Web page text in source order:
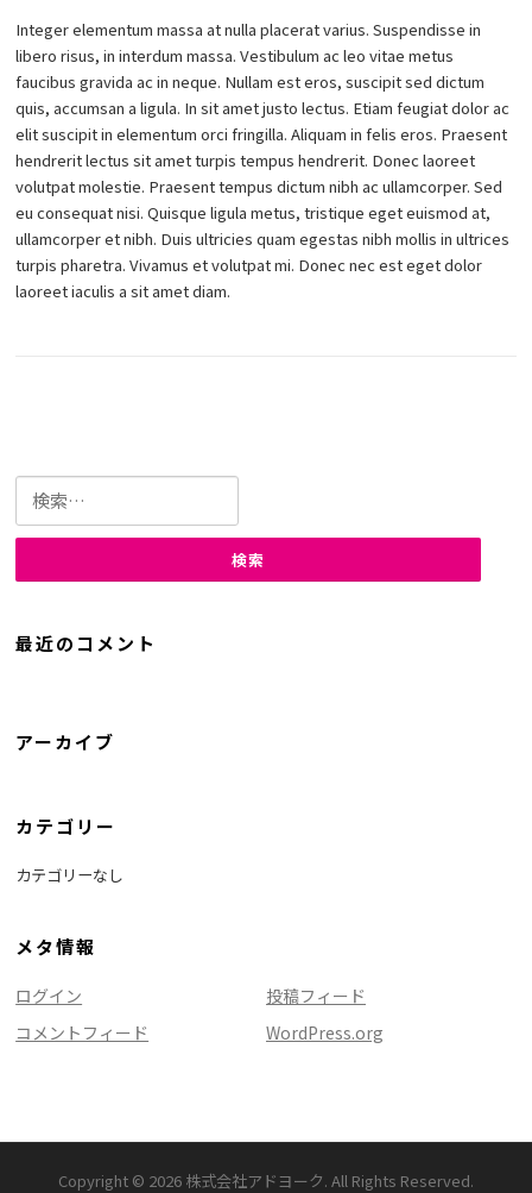
Integer elementum massa at nulla placerat varius. Suspendisse in
libero risus, in interdum massa. Vestibulum ac leo vitae metus
faucibus gravida ac in neque. Nullam est eros, suscipit sed dictum
quis, accumsan a ligula. In sit amet justo lectus. Etiam feugiat dolor ac
elit suscipit in elementum orci fringilla. Aliquam in felis eros. Praesent
hendrerit lectus sit amet turpis tempus hendrerit. Donec laoreet
volutpat molestie. Praesent tempus dictum nibh ac ullamcorper. Sed
eu consequat nisi. Quisque ligula metus, tristique eget euismod at,
ullamcorper et nibh. Duis ultricies quam egestas nibh mollis in ultrices
turpis pharetra. Vivamus et volutpat mi. Donec nec est eget dolor
laoreet iaculis a sit amet diam.
索:
最近のコメント
アーカイブ
カテゴリー
カテゴリーなし
メタ情報
ログイン
投稿フィード
コメントフィード
WordPress.org
Copyright © 2026 株式会社アドヨーク. All Rights Reserved.